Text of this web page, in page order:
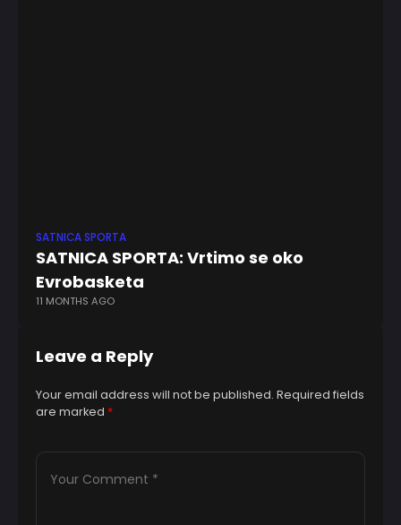
SATNICA SPORTA
SATNICA SPORTA: Vrtimo se oko
Evrobasketa
11 MONTHS AGO
Leave a Reply
Your email address will not be published. Required fields
are marked *